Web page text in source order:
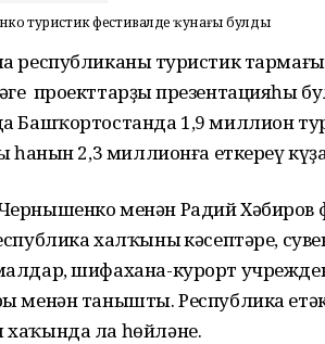
туристик фестивалдең ҡунағы булды
республиканың туристик
проекттарҙың презентацияһы
Башҡортостанда 1,9 миллион
һанын 2,3 миллионға еткереү
менән Радий Хәбиров
халҡының кәсептәре,
шифахана-курорт
менән танышты. Республика
ла һөйләне.